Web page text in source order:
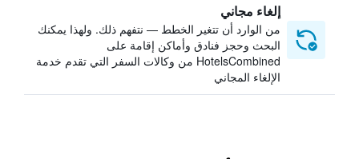
إلغاء مجاني
من الوارد أن تتغير الخطط — نتفهم ذلك. ولهذا يمكنك
البحث وحجز فنادق وأماكن إقامة على
HotelsCombined من وكالات السفر التي تقدم خدمة
الإلغاء المجاني